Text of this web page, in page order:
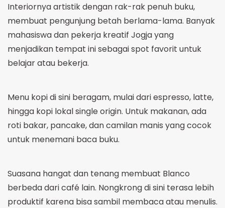
Interiornya artistik dengan rak-rak penuh buku,
membuat pengunjung betah berlama-lama. Banyak
mahasiswa dan pekerja kreatif Jogja yang
menjadikan tempat ini sebagai spot favorit untuk
belajar atau bekerja.
Menu kopi di sini beragam, mulai dari espresso, latte,
hingga kopi lokal single origin. Untuk makanan, ada
roti bakar, pancake, dan camilan manis yang cocok
untuk menemani baca buku.
Suasana hangat dan tenang membuat Blanco
berbeda dari café lain. Nongkrong di sini terasa lebih
produktif karena bisa sambil membaca atau menulis.